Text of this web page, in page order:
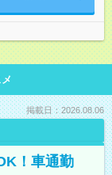
掲載日：2026.08.06
！車通勤